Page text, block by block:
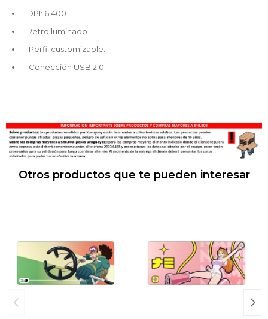
DPI: 6.400
Retroiluminado.
Perfil customizable.
Conección USB 2.0.
Otros productos que te pueden interesar